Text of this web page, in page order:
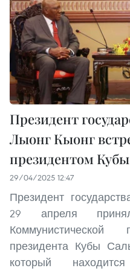
Президент
Лыонг Кыонг
президентом
29/04/2025 12:47
Президент
29 апреля
президента Кубы
который